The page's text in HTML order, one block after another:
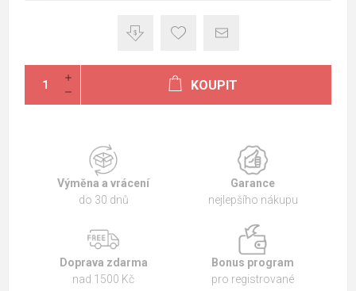
KOUPIT
Výměna a vrácení
do 30 dnů
Garance
nejlepšího nákupu
Doprava zdarma
nad 1500 Kč
Bonus program
pro registrované